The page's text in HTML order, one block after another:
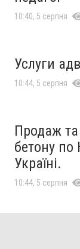
10:40, 5 серпня
Услуги
10:44, 5 серпня
Продаж
бетону по
Україні.
10:44, 5 серпня